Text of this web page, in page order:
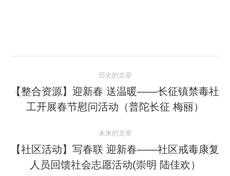
章
导
历史的文章
历
史
章：
【整合资源】迎新春 送温暖——长征镇禁毒社
工开展春节慰问活动（普陀长征 梅丽）
未来的文章
未
来
【社区活动】写春联 迎新春——社区戒毒康复
人员回馈社会志愿活动(崇明 陆佳欢）